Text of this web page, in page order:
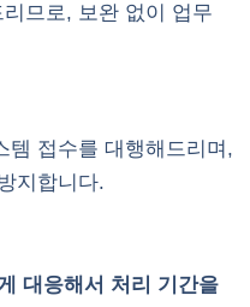
므로, 보완 없이 업무
템 접수를 대행해드리며,
지합니다.
대응해서 처리 기간을